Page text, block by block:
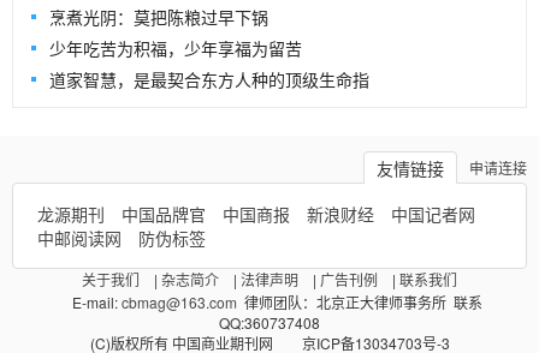
烹煮光阴：莫把陈粮过早下锅
少年吃苦为积福，少年享福为留苦
道家智慧，是最契合东方人种的顶级生命指
申请连接
友情链接
龙源期刊
中国品牌官 中国商报 新浪财经
中国记者网
中邮阅读网
防伪标签
关于我们 | 杂志简介 | 法律声明 | 广告刊例 | 联系我们
E-mail:cbmag@163.com 律师团队：北京正大律师事务所 联系
QQ:360737408
(C)版权所有 中国商业期刊网 京ICP备13034703号-3